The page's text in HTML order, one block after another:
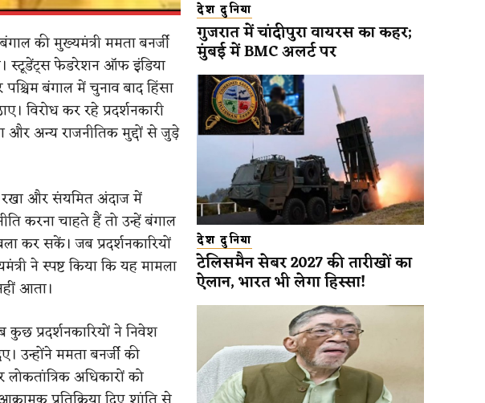
की मुख्यमंत्री ममता बनर्जी
स्टूडेंट्स फेडरेशन ऑफ इंडिया
बंगाल में चुनाव बाद हिंसा
विरोध कर रहे प्रदर्शनकारी
और अन्य राजनीतिक मुद्दों से जुड़े
रखा और संयमित अंदाज में
करना चाहते हैं तो उन्हें बंगाल
कर सकें। जब प्रदर्शनकारियों
ने स्पष्ट किया कि यह मामला
आता।
प्रदर्शनकारियों ने निवेश
ममता बनर्जी की
अधिकारों को
देश दुनिया
गुजरात में चांदीपुरा वायरस का कहर;
मुंबई में BMC अलर्ट पर
देश दुनिया
टेलिसमैन सेबर 2027 की तारीखों का
ऐलान, भारत भी लेगा हिस्सा!